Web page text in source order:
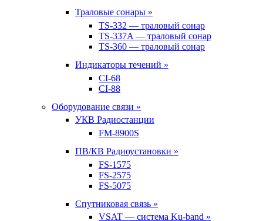
Траловые сонары »
TS-332 — траловый сонар
TS-337A — траловый сонар
TS-360 — траловый сонар
Индикаторы течений »
CI-68
CI-88
Оборудование связи »
УКВ Радиостанции
FM-8900S
ПВ/КВ Радиоустановки »
FS-1575
FS-2575
FS-5075
Спутниковая связь »
VSAT — система Ku-band »